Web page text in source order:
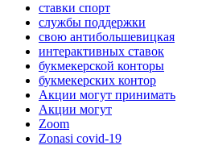
ставки спорт
службы поддержки
свою антибольшевицкая
интерактивных ставок
букмекерской конторы
букмекерских контор
Акции могут принимать
Акции могут
Zoom
Zonasi covid-19